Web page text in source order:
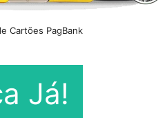
Cartões PagBank
Já!